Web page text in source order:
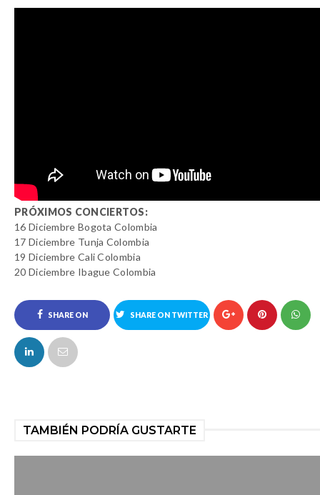
PRÓXIMOS CONCIERTOS:
16 Diciembre Bogota Colombia
17 Diciembre Tunja Colombia
19 Diciembre Cali Colombia
20 Diciembre Ibague Colombia
SHARE ON
FACEBOOK
SHARE ON TWITTER
TAMBIÉN PODRÍA GUSTARTE